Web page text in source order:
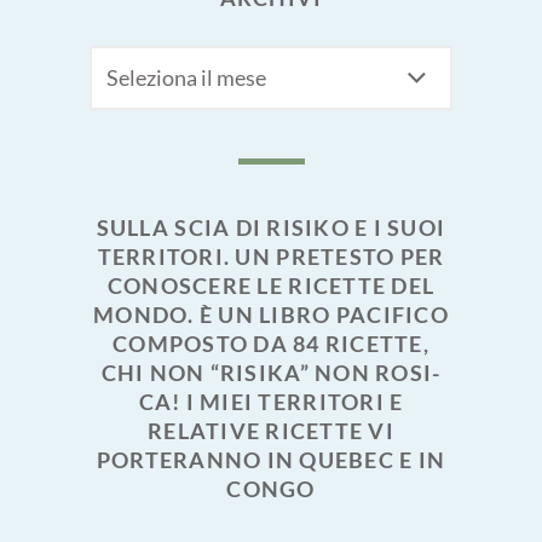
SULLA SCIA DI RISIKO E I SUOI
TERRITORI. UN PRETESTO PER
CONOSCERE LE RICETTE DEL
MONDO. È UN LIBRO PACIFICO
COMPOSTO DA 84 RICETTE,
CHI NON “RISIKA” NON ROSI-
CA! I MIEI TERRITORI E
RELATIVE RICETTE VI
PORTERANNO IN QUEBEC E IN
CONGO